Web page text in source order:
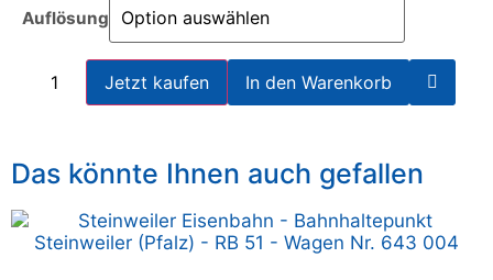
Auflösung
Jetzt kaufen In den Warenkorb
Das könnte Ihnen auch gefallen